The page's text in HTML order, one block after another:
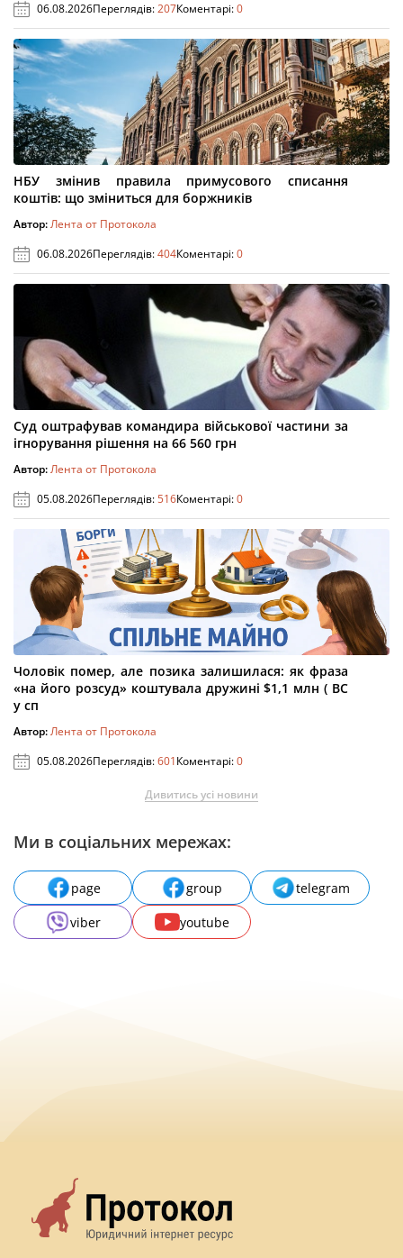
06.08.2026Переглядів:207Коментарі:0
НБУ змінив правила примусового списання
коштів: що зміниться для боржників
Автор:Лента от Протокола
06.08.2026Переглядів:404Коментарі:0
Суд оштрафував командира військової частини за
ігнорування рішення на 66 560 грн
Автор:Лента от Протокола
05.08.2026Переглядів:516Коментарі:0
Чоловік помер, але позика залишилася: як фраза
«на його розсуд» коштувала дружині $1,1 млн ( ВС
у сп
Автор:Лента от Протокола
05.08.2026Переглядів:601Коментарі:0
Дивитись усі новини
Ми в соціальних мережах:
page group
telegram
viber
youtube